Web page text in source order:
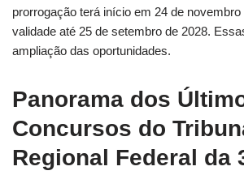
prorrogação terá início em 24 de
validade até 25 de setembro de 2028.
ampliação das oportunidades.
Panorama dos
Concursos do
Regional Federal da